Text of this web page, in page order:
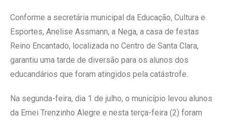
Conforme a secretária municipal da Educação, Cultura e
Esportes, Anelise Assmann, a Nega, a casa de festas
Reino Encantado, localizada no Centro de Santa Clara,
garantiu uma tarde de diversão para os alunos dos
educandários que foram atingidos pela catástrofe.
Na segunda-feira, dia 1 de julho, o município levou alunos
da Emei Trenzinho Alegre e nesta terça-feira (2) foram